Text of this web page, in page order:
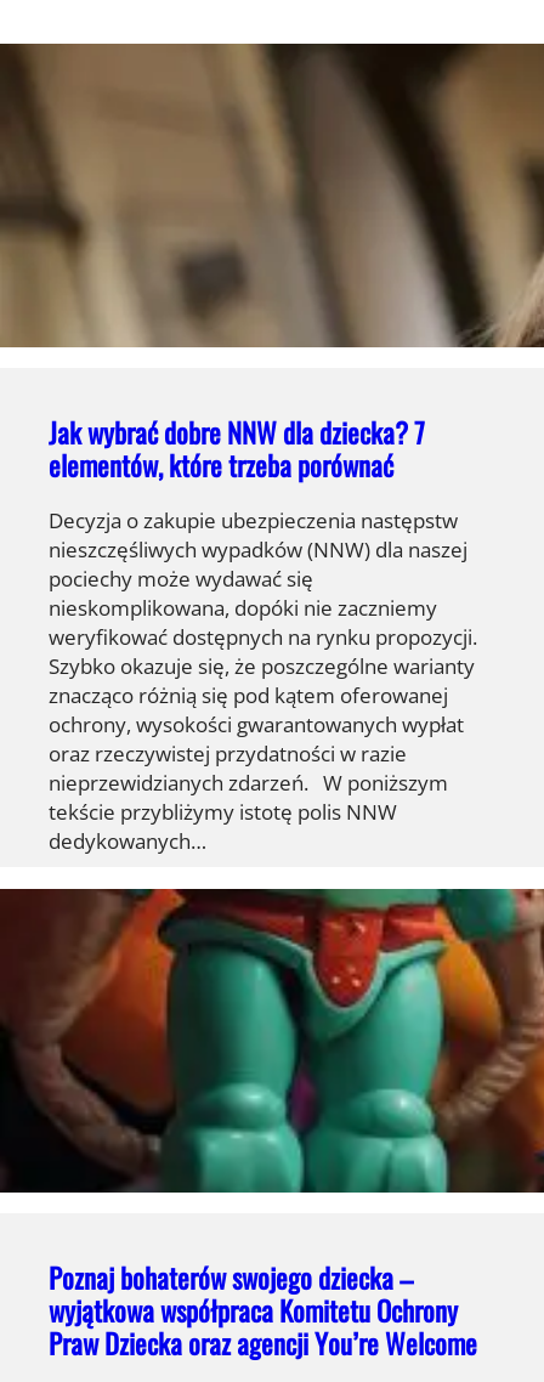
Jak wybrać dobre NNW dla dziecka? 7
elementów, które trzeba porównać
Decyzja o zakupie ubezpieczenia następstw
nieszczęśliwych wypadków (NNW) dla naszej
pociechy może wydawać się
nieskomplikowana, dopóki nie zaczniemy
weryfikować dostępnych na rynku propozycji.
Szybko okazuje się, że poszczególne warianty
znacząco różnią się pod kątem oferowanej
ochrony, wysokości gwarantowanych wypłat
oraz rzeczywistej przydatności w razie
nieprzewidzianych zdarzeń. W poniższym
tekście przybliżymy istotę polis NNW
dedykowanych…
Poznaj bohaterów swojego dziecka –
wyjątkowa współpraca Komitetu Ochrony
Praw Dziecka oraz agencji You’re Welcome